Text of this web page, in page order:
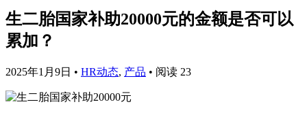
生二胎国家补助20000元的金额是否可以
累加？
2025年1月9日 • HR动态, 产品 • 阅读 23